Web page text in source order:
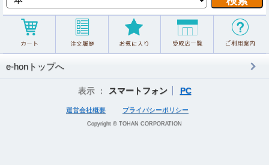
e-honトップへ
表示 ： スマートフォン PC
運営会社概要 プライバシーポリシー
Copyright © TOHAN CORPORATION